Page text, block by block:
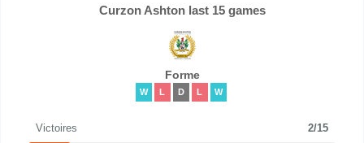
Curzon Ashton last 15 games
Forme
W L D L W
Victoires 2/15